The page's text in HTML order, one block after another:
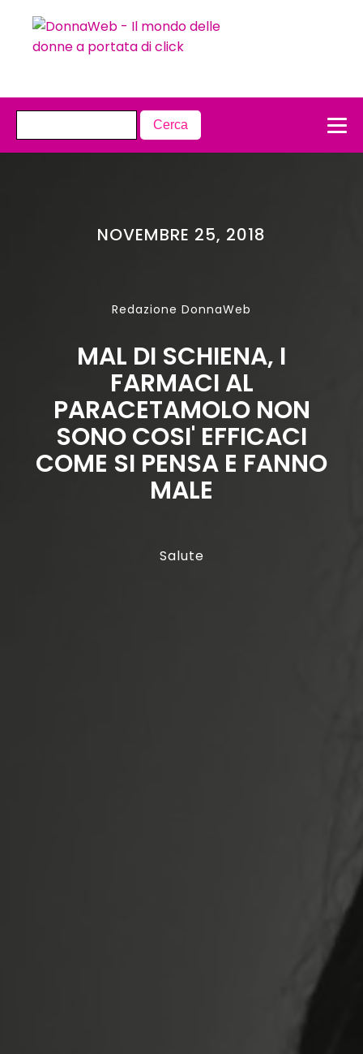
NOVEMBRE 25, 2018
Redazione DonnaWeb
MAL DI SCHIENA, I
FARMACI AL
PARACETAMOLO NON
SONO COSI' EFFICACI
COME SI PENSA E FANNO
MALE
Salute